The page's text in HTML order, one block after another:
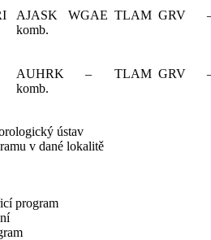
AJASK
komb.
WGAE TLAM GRV
AUHRK
komb.
– TLAM GRV
ústav
v dané lokalitě
program